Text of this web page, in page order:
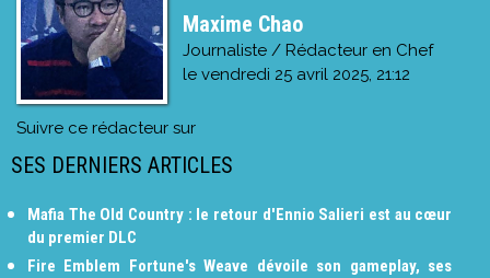
Maxime Chao
Journaliste / Rédacteur en Chef
le vendredi 25 avril 2025, 21:12
Suivre ce rédacteur sur
SES DERNIERS ARTICLES
Mafia The Old Country : le retour d'Ennio Salieri est au cœur
du premier DLC
Fire Emblem Fortune's Weave dévoile son gameplay, ses